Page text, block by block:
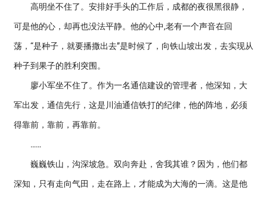
高明坐不住了。安排好手头的工作后，成都的夜很黑很静，
可是他的心，却再也没法平静。他的心中,老有一个声音在回
荡，“是种子，就要播撒出去”是时候了，向铁山坡出发，去实现从
种子到果子的胜利突围。
廖小军坐不住了。作为一名通信建设的管理者，他深知，大
军出发，通信先行，这是川油通信铁打的纪律，他的阵地，必须
得靠前，靠前，再靠前。
……
巍巍铁山，沟深坡急。双向奔赴，舍我其谁？因为，他们都
深知，只有走向气田，走在路上，才能成为大海的一滴。这是他